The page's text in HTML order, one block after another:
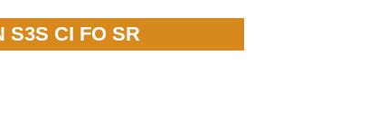
S3S CI FO SR